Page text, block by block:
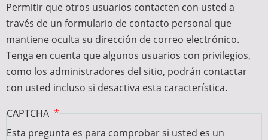
Permitir que otros usuarios contacten con usted a
través de un formulario de contacto personal que
mantiene oculta su dirección de correo electrónico.
Tenga en cuenta que algunos usuarios con privilegios,
como los administradores del sitio, podrán contactar
con usted incluso si desactiva esta característica.
CAPTCHA
Esta pregunta es para comprobar si usted es un